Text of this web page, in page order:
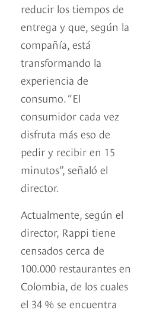
reducir los tiempos de
entrega y que, según la
compañía, está
transformando la
experiencia de
consumo. “El
consumidor cada vez
disfruta más eso de
pedir y recibir en 15
minutos”, señaló el
director.
Actualmente, según el
director, Rappi tiene
censados cerca de
100.000 restaurantes en
Colombia, de los cuales
el 34 % se encuentra